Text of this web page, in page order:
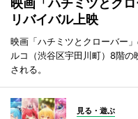
リバイバル上映
映画「ハチミツとクローバー
ルコ（渋谷区宇田川町）8階
される。
見る・遊ぶ